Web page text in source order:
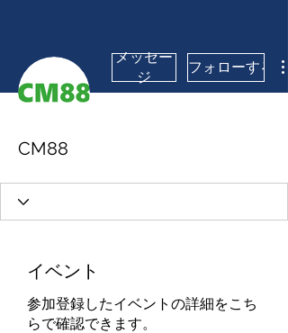
メッセー
ジ
フォローする
CM88
イベント
参加登録したイベントの詳細をこち
らで確認できます。